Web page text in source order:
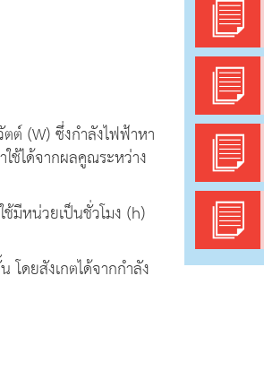
ต์ (W) ซึ่งกำลังไฟฟ้าหา
ช้ได้จากผลคูณระหว่าง
มีหน่วยเป็นชั่วโมง (h)
โดยสังเกตได้จากกำลัง